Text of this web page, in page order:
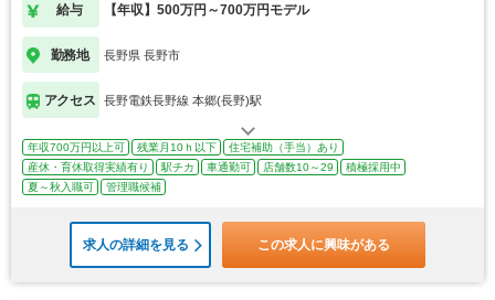
給与 【年収】500万円～700万円モデル
勤務地 長野県 長野市
アクセス 長野電鉄長野線 本郷(長野)駅
年収700万円以上可 残業月10ｈ以下
住宅補助（手当）あり
産休・育休取得実績有り
駅チカ 車通勤可 店舗数10～29
積極採用中
夏～秋入職可
管理職候補
求人の詳細を見る この求人に興味がある